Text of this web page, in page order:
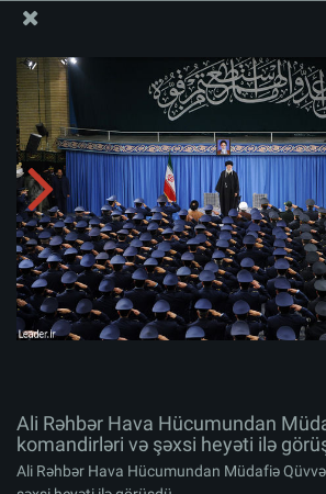
Ali Rəhbər Hava Hücumundan
komandirləri və şəxsi heyəti ilə
Ali Rəhbər Hava Hücumundan
komandirləri və şəxsi heyəti ilə
Ali Rəhbər Hava Hücumundan Müdafiə